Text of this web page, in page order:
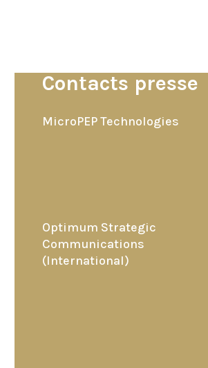
Contacts presse
MicroPEP Technologies
Optimum Strategic
Communications
(International)